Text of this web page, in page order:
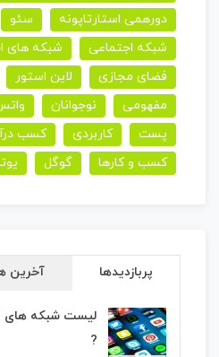
دورهمی استارتاپونه
سئو
شبکه اجتماعی
شبکه های
فضای مجازی
لاین استور
مفهومی
نوجوانان
پست
کاربردی کسب
کسب و کارها
گوگل
پربازدیدها آخرین
لیست شبکه های
?